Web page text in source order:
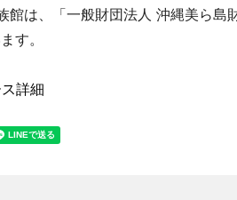
館は、「一般財団法人 沖縄美ら
す。
詳細